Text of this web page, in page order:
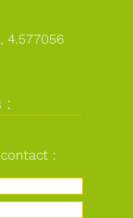
4.577056
:
: